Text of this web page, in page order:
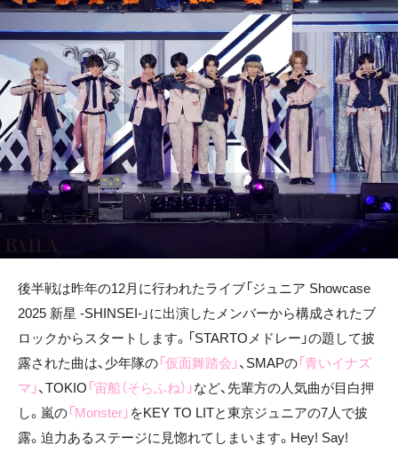
後半戦は昨年の12月に行われたライブ「ジュニア Showcase
2025 新星 -SHINSEI-」に出演したメンバーから構成されたブ
ロックからスタートします。「STARTOメドレー」の題して披
露された曲は、少年隊の「仮面舞踏会」 、SMAPの「青いイナズ
マ」 、TOKIO 「宙船（そらふね）」 など、先輩方の人気曲が目白押
し。嵐の「Monster」 をKEY TO LITと東京ジュニアの7人で披
露。迫力あるステージに見惚れてしまいます。Hey! Say!